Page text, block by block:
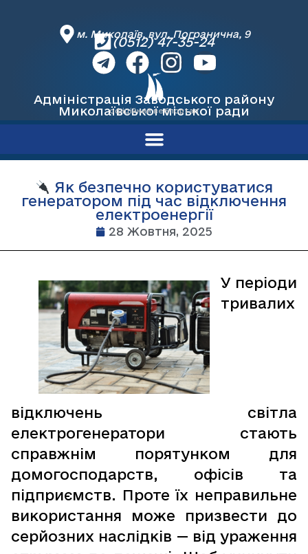
м. Миколаїв, вул. Погранична, 9
(0512) 47-35-24
Адміністрація Заводського району
Миколаївської міської ради
офіційний вебпортал
Як безпечно користуватися
генератором під час відключення
електроенергії
28 Жовтня, 2025
У періоди
тривалих
відключень світла
електрогенератори стають
справжнім порятунком для
домогосподарств, офісів та
підприємств. Проте їх неправильне
використання може призвести до
серйозних наслідків — від ураження